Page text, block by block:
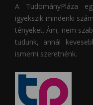
A TudományPláza
igyekszik mindenki
tényeket. Ám, nem
tudunk, annál
ismerni szeretnénk.